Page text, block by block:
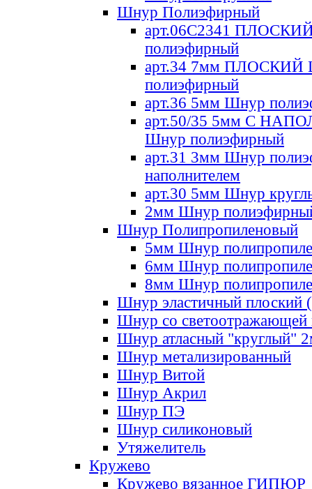
Шнур Полиэфирный
арт.06С2341
полиэфирный
арт.34 7мм ПЛОСКИЙ
полиэфирный
арт.36 5мм Шнур
арт.50/35 5мм С
Шнур полиэфирный
арт.31 3мм Шнур
наполнителем
арт.30 5мм Шнур
2мм Шнур
Шнур Полипропиленовый
5мм Шнур
6мм Шнур
8мм Шнур
Шнур эластичный плоский
Шнур со светоотражающей
Шнур атласный "круглый"
Шнур метализированный
Шнур Витой
Шнур Акрил
Шнур ПЭ
Шнур силиконовый
Утяжелитель
Кружево
Кружево вязанное ГИПЮР